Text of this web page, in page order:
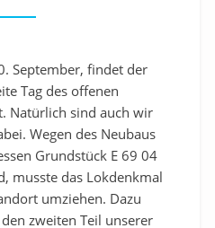
September, findet der
Tag des offenen
Natürlich sind auch wir
Wegen des Neubaus
Grundstück E 69 04
musste das Lokdenkmal
umziehen. Dazu
zweiten Teil unserer